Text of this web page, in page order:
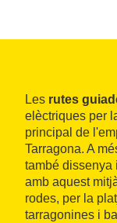
Les rutes
elèctriques per
principal de
Tarragona. A
també dissenya
amb aquest
rodes, per la
tarragonines i